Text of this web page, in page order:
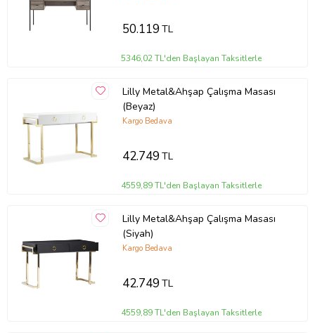
50.119TL
5346,02 TL'den Başlayan Taksitlerle
Lilly Metal&Ahşap Çalışma Masası
(Beyaz)
Kargo Bedava
42.749TL
4559,89 TL'den Başlayan Taksitlerle
Lilly Metal&Ahşap Çalışma Masası
(Siyah)
Kargo Bedava
42.749TL
4559,89 TL'den Başlayan Taksitlerle